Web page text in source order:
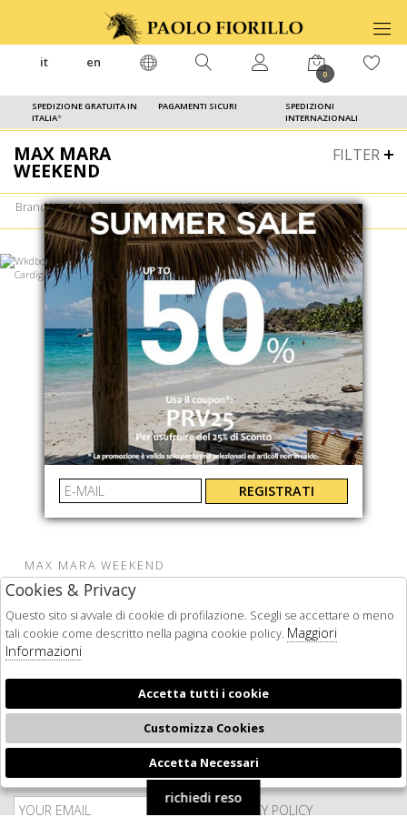
SPEDIZIONE GRATUITA IN
ITALIA*
PAGAMENTI SICURI
SPEDIZIONI
INTERNAZIONALI
it en
0
FILTER
MAX MARA
WEEKEND
Brand in saldo donna⟩MAX MARA WEEKEND
MAX MARA WEEKEND
WKDBONITO
€ 289.00 -39.8%
€ 174.00
NEWSLETTER
PRIVACY POLICY
🍪
REGISTRATI
richiedi reso
Cookies & Privacy
Questo sito si avvale di cookie di profilazione. Scegli se accettare o meno
tali cookie come descritto nella pagina cookie policy. Maggiori
Informazioni
Accetta tutti i cookie
Customizza Cookies
Accetta Necessari